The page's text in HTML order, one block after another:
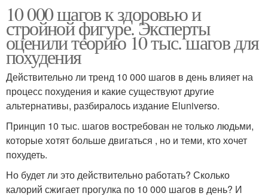
10 000 шагов к здоровью и
стройной фигуре. Эксперты
оценили теорию 10 тыс. шагов для
похудения
Действительно ли тренд 10 000 шагов в день влияет на
процесс похудения и какие существуют другие
альтернативы, разбиралось издание Eluniverso.
Принцип 10 тыс. шагов востребован не только людьми,
которые хотят больше двигаться , но и теми, кто хочет
похудеть.
Но будет ли это действительно работать? Сколько
калорий сжигает прогулка по 10 000 шагов в день? И